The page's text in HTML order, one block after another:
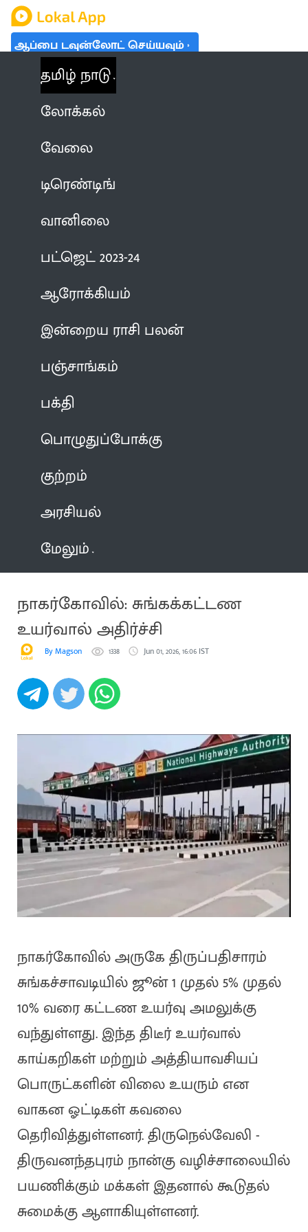
ஆப்பை டவுன்லோட் செய்யவும்
தமிழ் நாடு
லோக்கல்
வேலை
டிரெண்டிங்
வானிலை
பட்ஜெட் 2023-24
ஆரோக்கியம்
இன்றைய ராசி பலன்
பஞ்சாங்கம்
பக்தி
பொழுதுப்போக்கு
குற்றம்
அரசியல்
மேலும்
நாகர்கோவில்: சுங்கக்கட்டண
உயர்வால் அதிர்ச்சி
By Magson 1338 Jun 01, 2026, 16:06 IST
நாகர்கோவில் அருகே திருப்பதிசாரம்
சுங்கச்சாவடியில் ஜூன் 1 முதல் 5% முதல்
10% வரை கட்டண உயர்வு அமலுக்கு
வந்துள்ளது. இந்த திடீர் உயர்வால்
காய்கறிகள் மற்றும் அத்தியாவசியப்
பொருட்களின் விலை உயரும் என
வாகன ஓட்டிகள் கவலை
தெரிவித்துள்ளனர். திருநெல்வேலி -
திருவனந்தபுரம் நான்கு வழிச்சாலையில்
பயணிக்கும் மக்கள் இதனால் கூடுதல்
சுமைக்கு ஆளாகியுள்ளனர்.